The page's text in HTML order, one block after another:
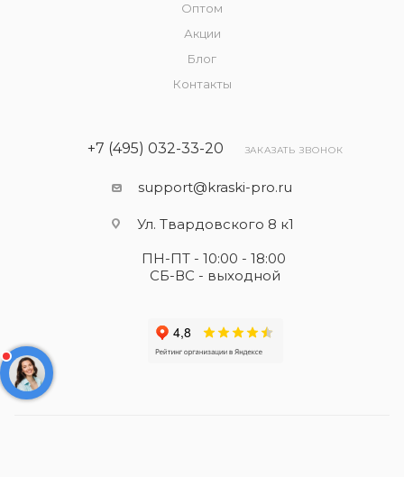
Оптом
Акции
Блог
Контакты
+7 (495) 032-33-20 ЗАКАЗАТЬ ЗВОНОК
support@kraski-pro.ru
Ул. Твардовского 8 к1
ПН-ПТ - 10:00 - 18:00
СБ-ВС - выходной